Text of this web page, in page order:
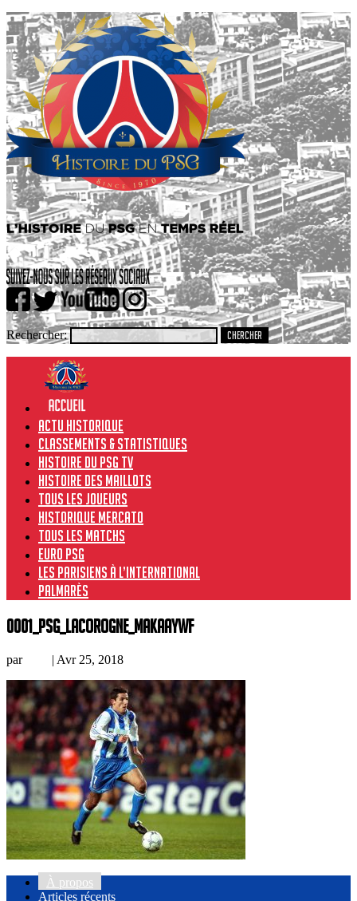
Rechercher:
Actu historique
Classements & Statistiques
Histoire du PSG TV
Histoire des maillots
Tous les joueurs
Historique Mercato
Tous les matchs
Euro PSG
Les Parisiens à l’international
Palmarès
0001_PSG_LaCorogne_MakaayWF
par | Avr 25, 2018
À propos
Articles récents